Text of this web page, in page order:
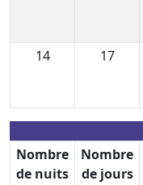
14
17
Nombre
de nuits
Nombre
de jours